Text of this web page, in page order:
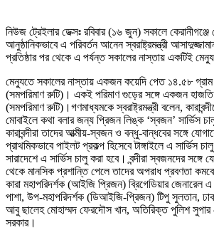
নিউজ ট্রেইলার ডেক্সঃ রবিবার (১৬ জুন) সকালে কেরানীগঞ্জে
আনুষ্ঠানিকভাবে এ পরিবর্তন আনেন স্বরাষ্ট্রমন্ত্রী
প্রতিষ্ঠার পর থেকে এ পর্যন্ত সকালের নাস্তায় একটিই
মেন্যুতে সকালের নাস্তায় একজন কয়েদি পেত ১৪.৫৮
(সমপরিমাণ রুটি)। একই পরিমাণ গুড়ের সঙ্গে একজন
(সমপরিমাণ রুটি)।গণমাধ্যমকে স্বরাষ্ট্রমন্ত্রী বলেন,
মোবাইলে কথা বলার জন্য প্রিজন লিঙ্ক ‘স্বজন’ সার্ভিস
কারাবন্দীরা তাদের আত্মীয়-স্বজন ও বন্ধু-বান্ধবের সঙ্গে
প্রাথমিকভাবে পাইলট প্রকল্প হিসেবে টাঙ্গাইলে এ সার্ভিস
সারাদেশে এ সার্ভিস চালু করা হবে। বন্দীরা স্বজনদের সঙ্গে
থেকে মানসিক প্রশান্তি পেলে তাদের অপরাধ প্রবণতা
কারা মহাপরিদর্শক (আইজি প্রিজন) ব্রিগেডিয়ার
পাশা, উপ-মহাপরিদর্শক (ডিআইজি-প্রিজন) টিপু সুলতান,
আবু ছালেহ মোহাম্মদ ফেরদৌস খান, অতিরিক্ত পুলিশ সুপার
সরকার।